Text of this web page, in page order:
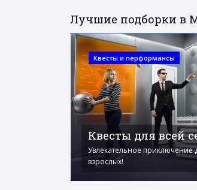
Лучшие подборки в
Квесты и перформансы
Квесты для всей
Увлекательное приключение
взрослых!